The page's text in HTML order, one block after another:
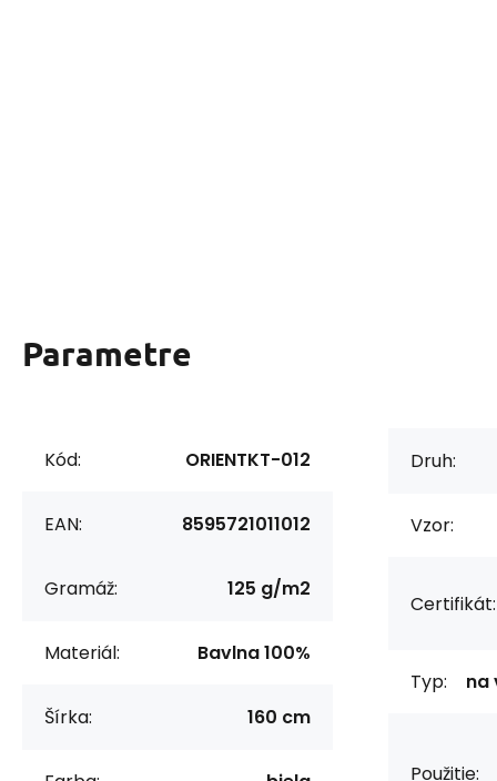
Parametre
Kód: ORIENTKT-012
EAN: 8595721011012
Gramáž: 125 g/m2
Materiál: Bavlna 100%
Šírka: 160 cm
Druh:
Vzor:
Certifikát:
Typ: na
Použitie: